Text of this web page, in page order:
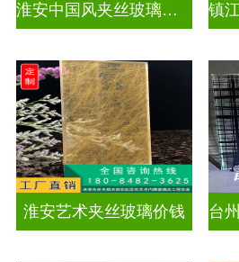
淮安中国风夹丝玻璃哪家好
淮安艺术夹丝玻璃价钱